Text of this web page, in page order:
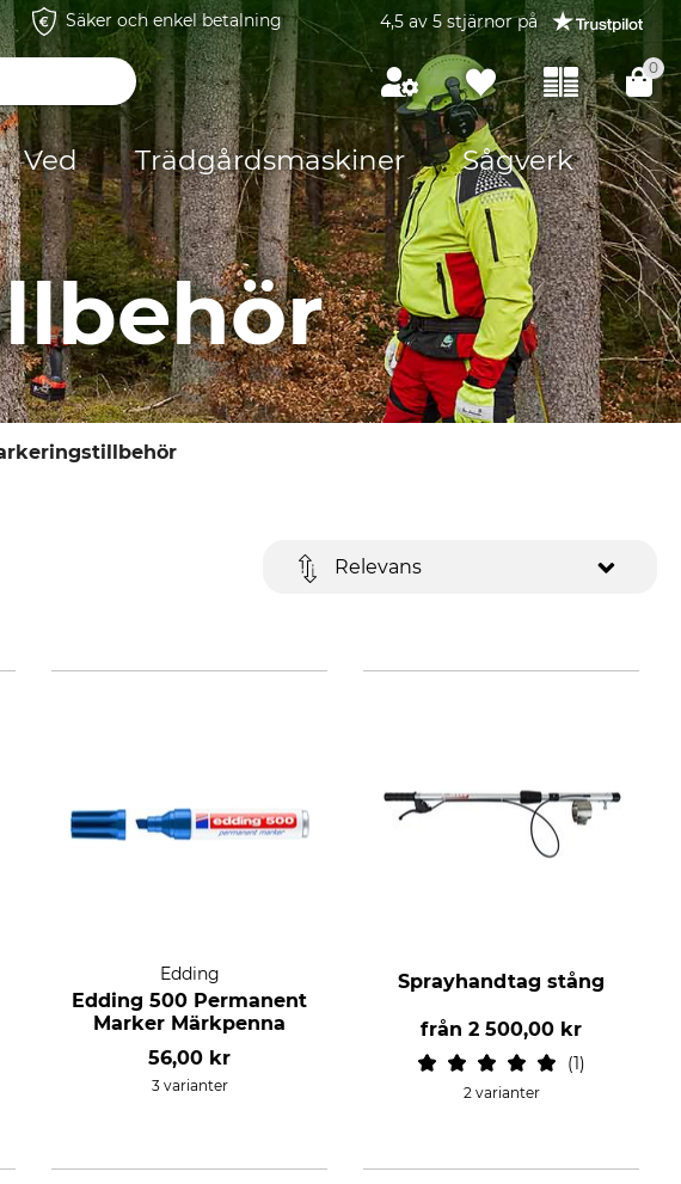
Säker och enkel betalning 4,5 av 5 stjärnor på
0
Ved Trädgårdsmaskiner Sågverk
Relevans
Edding
Edding 500 Permanent
Marker Märkpenna
56,00 kr
3 varianter
Sprayhandtag stång
från2 500,00 kr
1
2 varianter